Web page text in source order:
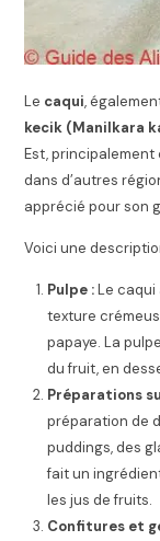
Le caqui,
kecik (Manilkara
Est, principalement
dans d’autres
apprécié pour son
Voici une
Pulpe :Le caqui
texture
papaye. La
du fruit, en
Préparations
préparation de
puddings, des
fait un
les jus de fruits.
Confitures et